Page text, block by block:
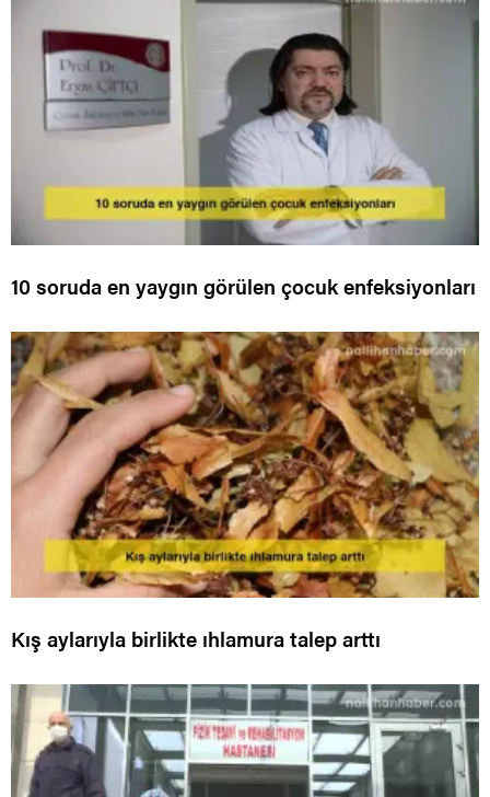
10 soruda en yaygın görülen çocuk enfeksiyonları
Kış aylarıyla birlikte ıhlamura talep arttı